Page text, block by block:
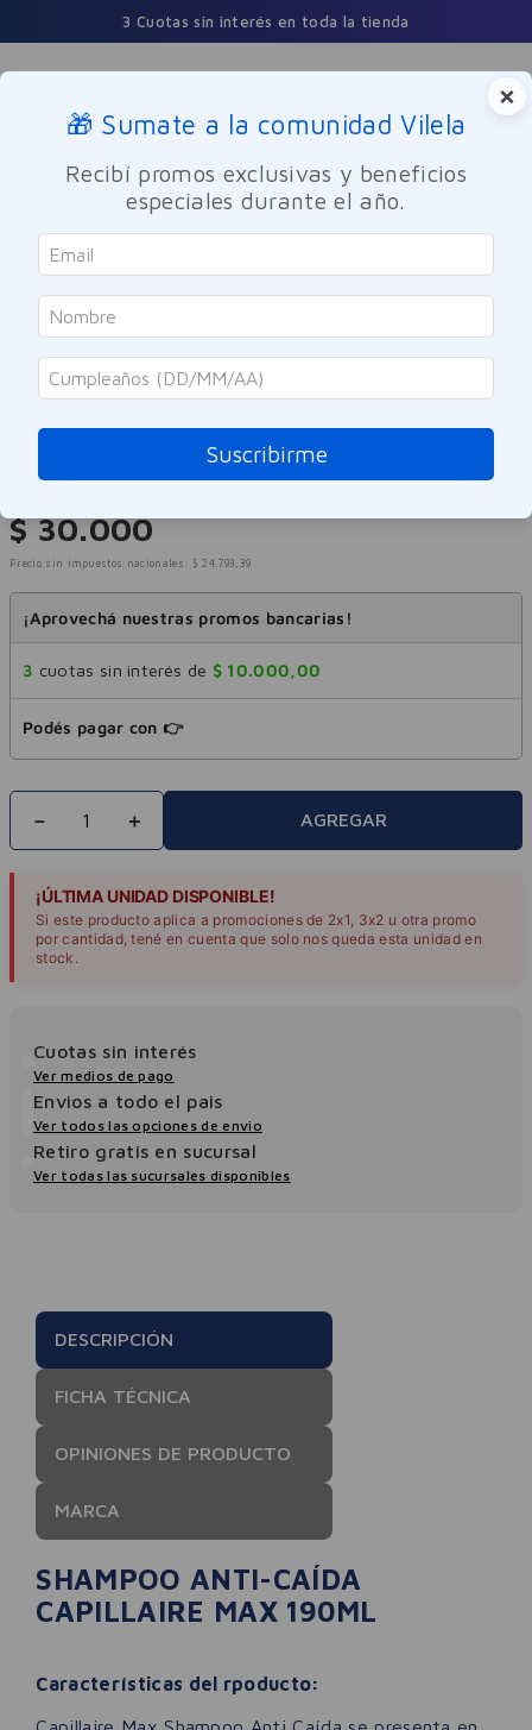
3 Cuotas sin interés en toda la tienda
Buscar
Cuidado Personal Cuidado del Cabello Shampoo
Cepage
Shampoo Anti Caída Capillaire
Max Cepage 190ml
Referencia:9959424
$ 30.000
Precio sin impuestos nacionales: $ 24.793 , 39
¡Aprovechá nuestras promos bancarias!
3 cuotas sin interés de $ 10.000,00
Podés pagar con 👉
＋
－ AGREGAR
¡ÚLTIMA UNIDAD DISPONIBLE!
Si este producto aplica a promociones de 2x1, 3x2 u otra promo
por cantidad, tené en cuenta que solo nos queda esta unidad en
stock.
Cuotas sin interés
Ver medios de pago
Envios a todo el pais
Ver todos las opciones de envio
Retiro gratis en sucursal
Ver todas las sucursales disponibles
DESCRIPCIÓN
FICHA TÉCNICA
OPINIONES DE PRODUCTO
MARCA
SHAMPOO ANTI-CAÍDA
CAPILLAIRE MAX 190ML
Características del rpoducto:
×
🎁 Sumate a la comunidad Vilela
Recibí promos exclusivas y beneficios
especiales durante el año.
Suscribirme